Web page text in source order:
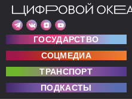
ГОСУДАРСТВО
СОЦМЕДИА
ТРАНСПОРТ
ПОДКАСТЫ